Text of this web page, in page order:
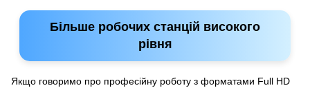
Більше робочих станцій високого
рівня
Якщо говоримо про професійну роботу з форматами Full HD